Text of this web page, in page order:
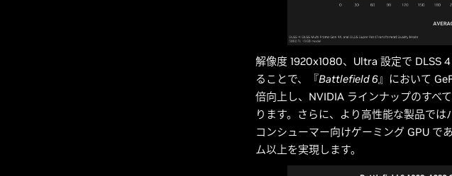
解像度 1920x1080、Ultra 設定で DLSS
ることで、『Battlefield 6』において
倍向上し、NVIDIA ラインナップのすべ
ります。さらに、より高性能な製品で
コンシューマー向けゲーミング GPU で
ム以上を実現します。